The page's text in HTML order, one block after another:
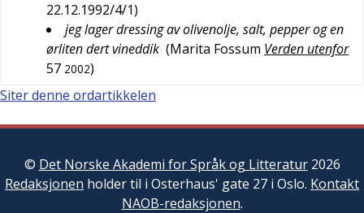
22.12.1992/4/1)
jeg lager dressing av olivenolje, salt, pepper og en
ørliten dert vineddik (Marita Fossum Verden utenfor
57 2002)
Siter denne ordartikkelen
© Det Norske Akademi for Språk og Litteratur2026
Redaksjonen holder til i Osterhaus' gate 27 i Oslo. Kontakt
NAOB-redaksjonen.